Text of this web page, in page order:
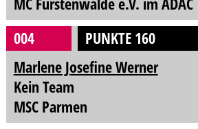
004
PUNKTE 160
Marlene Josefine Werner
Kein Team
MSC Parmen